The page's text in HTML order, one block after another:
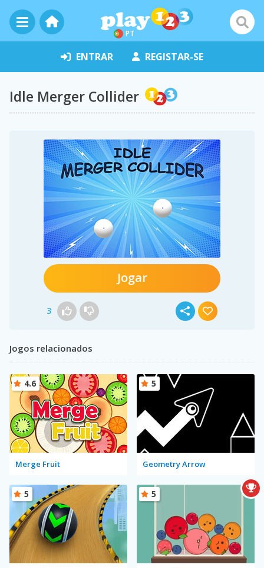
PT
ENTRAR REGISTAR-SE
Idle Merger Collider
Jogar
3
Jogos relacionados
Merge Fruit
4.6
Geometry Arrow
5
5 5